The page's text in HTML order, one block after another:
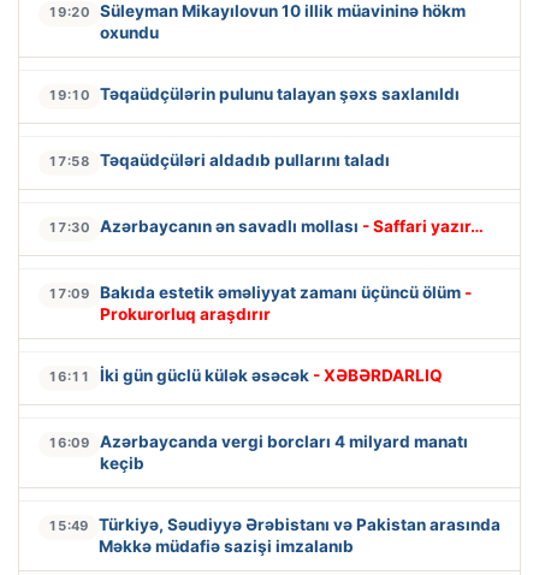
19:20
Süleyman Mikayılovun 10 illik müavininə hökm
oxundu
19:10 Təqaüdçülərin pulunu talayan şəxs saxlanıldı
17:58 Təqaüdçüləri aldadıb pullarını taladı
17:30 Azərbaycanın ən savadlı mollası - Saffari yazır…
17:09 Bakıda estetik əməliyyat zamanı üçüncü ölüm -
Prokurorluq araşdırır
16:11 İki gün güclü külək əsəcək - XƏBƏRDARLIQ
16:09
Azərbaycanda vergi borcları 4 milyard manatı
keçib
15:49
Türkiyə, Səudiyyə Ərəbistanı və Pakistan arasında
Məkkə müdafiə sazişi imzalanıb